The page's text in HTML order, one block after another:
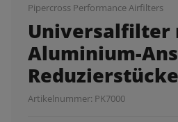
Pipercross Performance Airfilters
Universalfilter
Aluminium-
Artikelnummer: PK7000